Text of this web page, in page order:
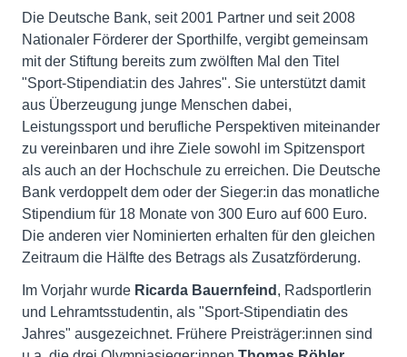
Die Deutsche Bank, seit 2001 Partner und seit 2008
Nationaler Förderer der Sporthilfe, vergibt gemeinsam
mit der Stiftung bereits zum zwölften Mal den Titel
"Sport-Stipendiat:in des Jahres". Sie unterstützt damit
aus Überzeugung junge Menschen dabei,
Leistungssport und berufliche Perspektiven miteinander
zu vereinbaren und ihre Ziele sowohl im Spitzensport
als auch an der Hochschule zu erreichen. Die Deutsche
Bank verdoppelt dem oder der Sieger:in das monatliche
Stipendium für 18 Monate von 300 Euro auf 600 Euro.
Die anderen vier Nominierten erhalten für den gleichen
Zeitraum die Hälfte des Betrags als Zusatzförderung.
Im Vorjahr wurde Ricarda Bauernfeind , Radsportlerin
und Lehramtsstudentin, als "Sport-Stipendiatin des
Jahres" ausgezeichnet. Frühere Preisträger:innen sind